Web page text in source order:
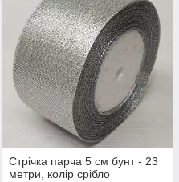
Стрічка парча 5 см бунт - 23
метри, колір срібло